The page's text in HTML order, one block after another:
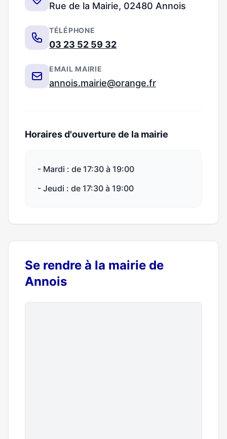
Rue de la Mairie, 02480 Annois
TÉLÉPHONE
03 23 52 59 32
EMAIL MAIRIE
annois.mairie@orange.fr
Horaires d'ouverture de la mairie
- Mardi : de 17:30 à 19:00
- Jeudi : de 17:30 à 19:00
Se rendre à la mairie de
Annois